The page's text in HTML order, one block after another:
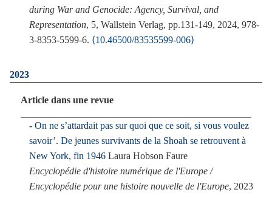
during War and Genocide: Agency, Survival, and
Representation, 5, Wallstein Verlag, pp.131-149, 2024, 978-
3-8353-5599-6. ⟨10.46500/83535599-006⟩
2023
Article dans une revue
On ne s’attardait pas sur quoi que ce soit, si vous voulez
savoir’. De jeunes survivants de la Shoah se retrouvent à
New York, fin 1946 Laura Hobson Faure
Encyclopédie d'histoire numérique de l'Europe /
Encyclopédie pour une histoire nouvelle de l'Europe, 2023